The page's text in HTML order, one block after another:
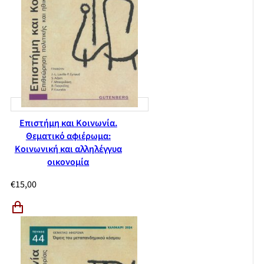
Επιστήμη και Κοινωνία.
Θεματικό αφιέρωμα:
Κοινωνική και αλληλέγγυα
οικονομία
€15,00